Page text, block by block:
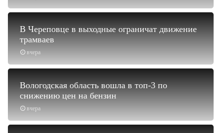
вчера
В Череповце в выходные ограничат движение
трамваев
вчера
Вологодская область вошла в топ-3 по
снижению цен на бензин